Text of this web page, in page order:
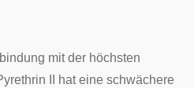
mit der höchsten
II hat eine schwächere